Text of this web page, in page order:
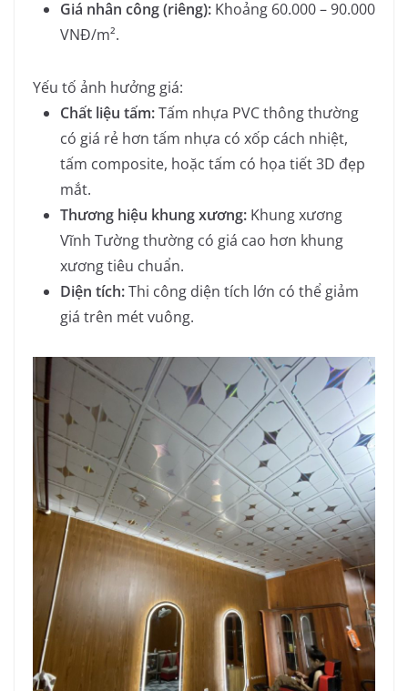
Giá nhân công (riêng): Khoảng 60.000 – 90.000
VNĐ/m².
Yếu tố ảnh hưởng giá:
Chất liệu tấm:Tấm nhựa PVC thông thường
có giá rẻ hơn tấm nhựa có xốp cách nhiệt,
tấm composite, hoặc tấm có họa tiết 3D đẹp
mắt.
Thương hiệu khung xương: Khung xương
Vĩnh Tường thường có giá cao hơn khung
xương tiêu chuẩn.
Diện tích:Thi công diện tích lớn có thể giảm
giá trên mét vuông.